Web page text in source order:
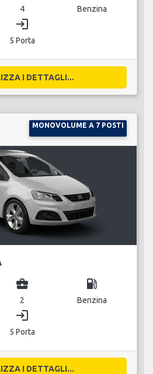
4 Benzina
login
5 Porta
I DETTAGLI...
MONOVOLUME A 7 POSTI
business_center
2
local_gas_station
Benzina
login
5 Porta
I DETTAGLI...